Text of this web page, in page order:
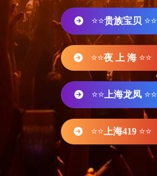
⭐⭐贵族宝贝 ⭐⭐
⭐⭐夜 上 海 ⭐⭐
⭐⭐ 上海龙凤 ⭐⭐
⭐⭐ 上海419 ⭐⭐